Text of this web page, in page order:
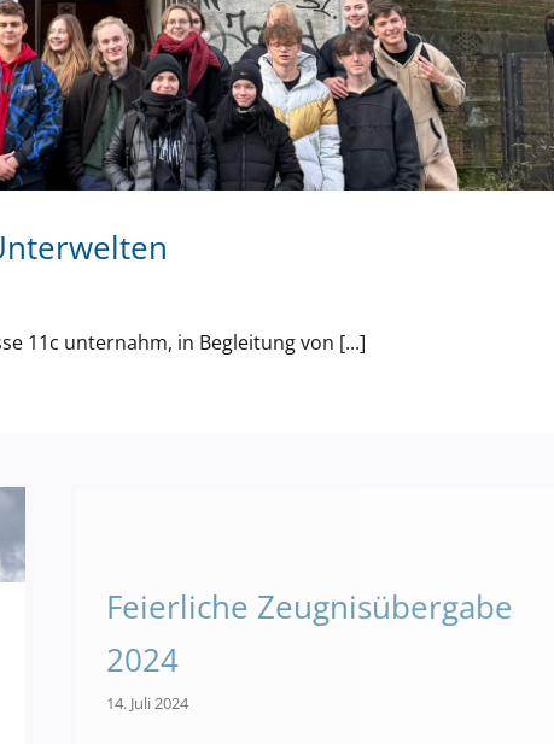
11c unternahm, in Begleitung von [...]
Feierliche Zeugnisübergabe
2024
14. Juli 2024